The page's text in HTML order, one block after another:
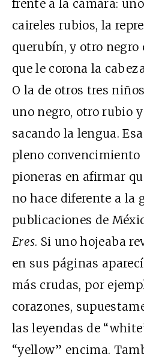
frente a la cámara:
caireles rubios, la
querubín, y otro negro
que le corona la
O la de otros tres
uno negro, otro rubio
sacando la lengua.
pleno convencimiento
pioneras en afirmar
no hace diferente a la
publicaciones de
Eres. Si uno hojeaba
en sus páginas
más crudas, por
corazones,
las leyendas de
“yellow” encima.